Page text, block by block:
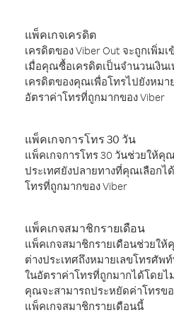
แพ็คเกจเครดิต
เครดิตของ Viber Out จะถูกเพิ่ม
เมื่อคุณซื้อเครดิตเป็นจำนวนเงิน
เครดิตของคุณเพื่อโทรไปยังหมา
อัตราค่าโทรที่ถูกมากของ Viber
แพ็คเกจการโทร 30 วัน
แพ็คเกจการโทร 30 วันช่วยให้คุ
ประเทศยังปลายทางที่คุณเลือกไ
โทรที่ถูกมากของ Viber
แพ็คเกจสมาชิกรายเดือน
แพ็คเกจสมาชิกรายเดือนช่วยใ
ต่างประเทศถึงหมายเลขโทรศั
ในอัตราค่าโทรที่ถูกมากได้โดย
คุณจะสามารถประหยัดค่าโทรข
แพ็คเกจสมาชิกรายเดือนนี้